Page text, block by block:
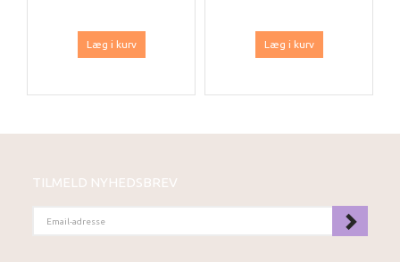
Læg i kurv Læg i kurv
TILMELD NYHEDSBREV
ADRESSE